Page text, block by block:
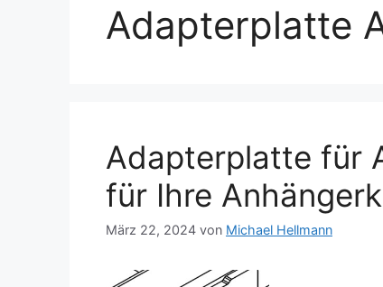
Adapterplatte
Adapterplatte für
für Ihre
März 22, 2024 von Michael Hellmann